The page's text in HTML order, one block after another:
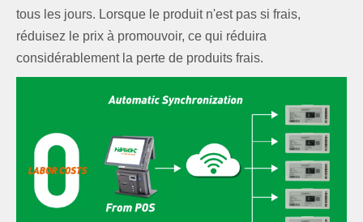
tous les jours. Lorsque le produit n'est pas si frais,
réduisez le prix à promouvoir, ce qui réduira
considérablement la perte de produits frais.